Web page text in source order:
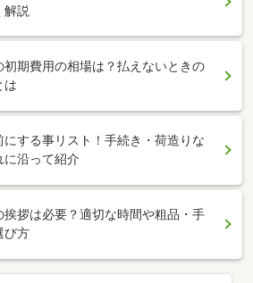
解説
初期費用の相場は？払えないときの
は
にする事リスト！手続き・荷造りな
に沿って紹介
挨拶は必要？適切な時間や粗品・手
び方